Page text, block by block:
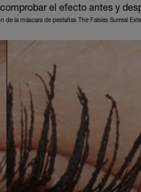
el efecto antes y
la máscara de pestañas The Falsies Surreal